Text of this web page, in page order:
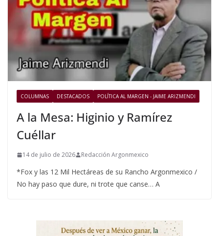
COLUMNAS DESTACADOS POLÍTICA AL MARGEN - JAIME ARIZMENDI
A la Mesa: Higinio y Ramírez
Cuéllar
14 de julio de 2026 Redacción Argonmexico
*Fox y las 12 Mil Hectáreas de su Rancho Argonmexico /
No hay paso que dure, ni trote que canse… A